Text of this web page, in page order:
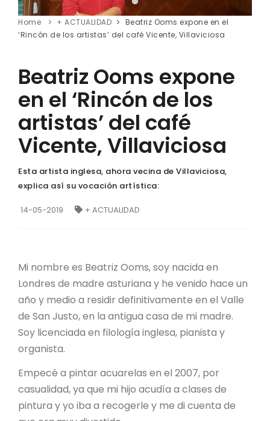
Home + ACTUALIDAD
Beatriz Ooms expone en el
‘Rincón de los artistas’ del café Vicente, Villaviciosa
Beatriz Ooms expone
en el ‘Rincón de los
artistas’ del café
Vicente, Villaviciosa
Esta artista inglesa, ahora vecina de Villaviciosa,
explica así su vocación artística:
14-05-2019 + ACTUALIDAD
Mi nombre es Beatriz Ooms, soy nacida en
Londres de madre asturiana y he venido hace un
año y medio a residir definitivamente en el Valle
de San Justo, en la antigua casa de mi madre.
Soy licenciada en filología inglesa, pianista y
organista.
Empecé a pintar acuarelas en el 2007, por
casualidad, ya que mi hijo acudía a clases de
pintura y yo iba a recogerle y me di cuenta de